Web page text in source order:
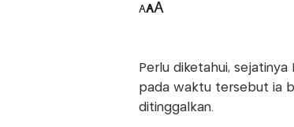
AAA
Perlu diketahui, sejatinya
pada waktu tersebut ia
ditinggalkan.